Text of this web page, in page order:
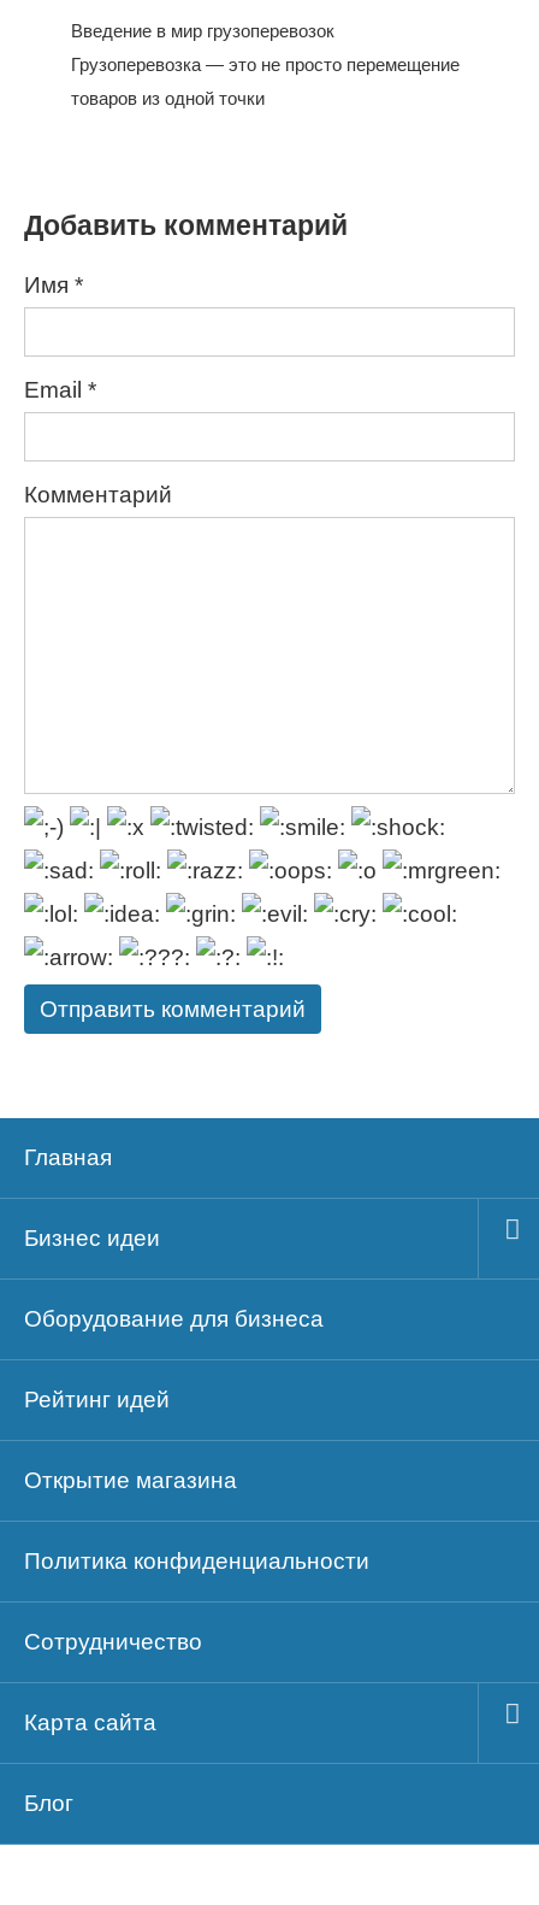
Введение в мир грузоперевозок
Грузоперевозка — это не просто перемещение
товаров из одной точки
Добавить комментарий
Имя *
Email *
Комментарий
Главная
Бизнес идеи
Оборудование для бизнеса
Рейтинг идей
Открытие магазина
Политика конфиденциальности
Сотрудничество
Карта сайта
Блог